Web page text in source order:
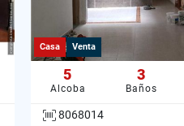
Casa Venta
5
Alcoba
3
Baños
8068014